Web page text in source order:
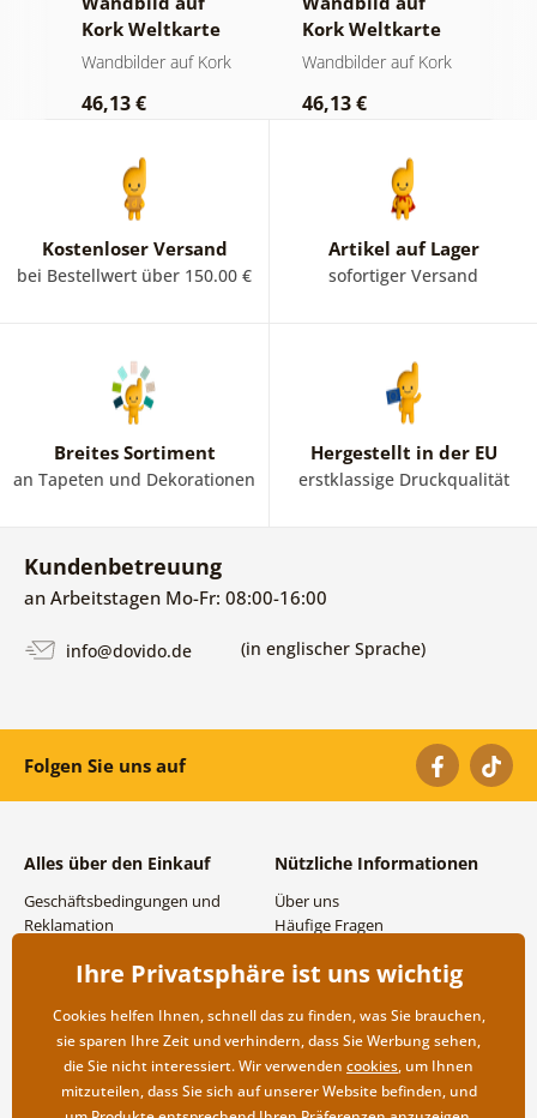
Kork Weltkarte
auf hölzernem
Wandbilder auf Kork
46,13 €
Kork Weltkarte
auf Holz
Wandbilder auf Kork
46,13 €
Kostenloser Versand
bei Bestellwert über 150.00 €
Artikel auf Lager
sofortiger Versand
Breites Sortiment
an Tapeten und Dekorationen
Hergestellt in der EU
erstklassige Druckqualität
Kundenbetreuung
an Arbeitstagen Mo-Fr: 08:00-16:00
info@dovido.de (in englischer Sprache)
Folgen Sie uns auf
Alles über den Einkauf
Geschäftsbedingungen und
Reklamation
Versand- und
Rücksendung der Ware
Nützliche Informationen
Über uns
Häufige Fragen
Großhandel und
Ihre Privatsphäre ist uns wichtig
Cookies helfen Ihnen, schnell das zu finden, was Sie brauchen,
sie sparen Ihre Zeit und verhindern, dass Sie Werbung sehen,
die Sie nicht interessiert. Wir verwenden cookies, um Ihnen
mitzuteilen, dass Sie sich auf unserer Website befinden, und